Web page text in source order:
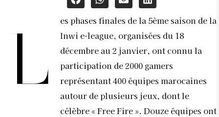
L
es phases finales de la 5ème saison de la
Inwi e-league, organisées du 18
décembre au 2 janvier, ont connu la
participation de 2000 gamers
représentant 400 équipes marocaines
autour de plusieurs jeux, dont le
célèbre « Free Fire ». Douze équipes ont